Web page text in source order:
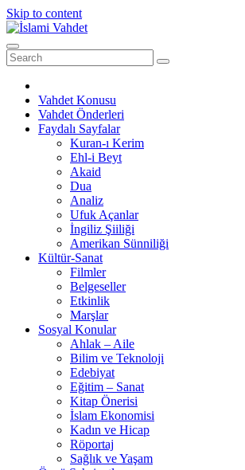
Skip to content
Vahdet Konusu
Vahdet Önderleri
Faydalı Sayfalar
Kuran-ı Kerim
Ehl-i Beyt
Akaid
Dua
Analiz
Ufuk Açanlar
İngiliz Şiiliği
Amerikan Sünniliği
Kültür-Sanat
Filmler
Belgeseller
Etkinlik
Marşlar
Sosyal Konular
Ahlak – Aile
Bilim ve Teknoloji
Edebiyat
Eğitim – Sanat
Kitap Önerisi
İslam Ekonomisi
Kadın ve Hicap
Röportaj
Sağlık ve Yaşam